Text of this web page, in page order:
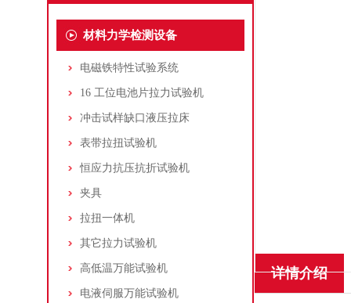
材料力学检测设备
电磁铁特性试验系统
16 工位电池片拉力试验机
冲击试样缺口液压拉床
表带拉扭试验机
恒应力抗压抗折试验机
夹具
拉扭一体机
其它拉力试验机
高低温万能试验机
电液伺服万能试验机
详情介绍